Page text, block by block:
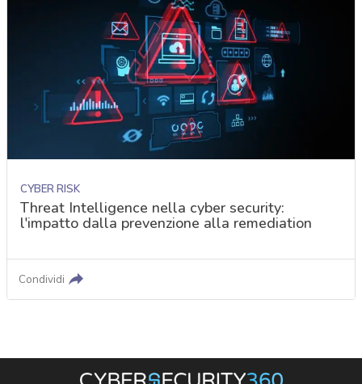
CYBER RISK
Threat Intelligence nella cyber security:
l'impatto dalla prevenzione alla remediation
Condividi